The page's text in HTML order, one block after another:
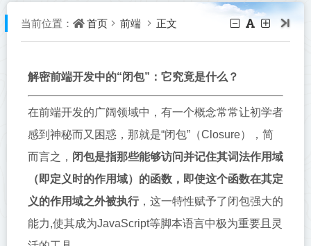
当前位置： 首页 前端 正文
解密前端开发中的“闭包”：它究竟是什么？
在前端开发的广阔领域中，有一个概念常常让初学者
感到神秘而又困惑，那就是“闭包”（Closure），简
而言之， 闭包是指那些能够访问并记住其词法作用域
（即定义时的作用域）的函数，即使这个函数在其定
义的作用域之外被执行，这一特性赋予了闭包强大的
能力,使其成为JavaScript等脚本语言中极为重要且灵